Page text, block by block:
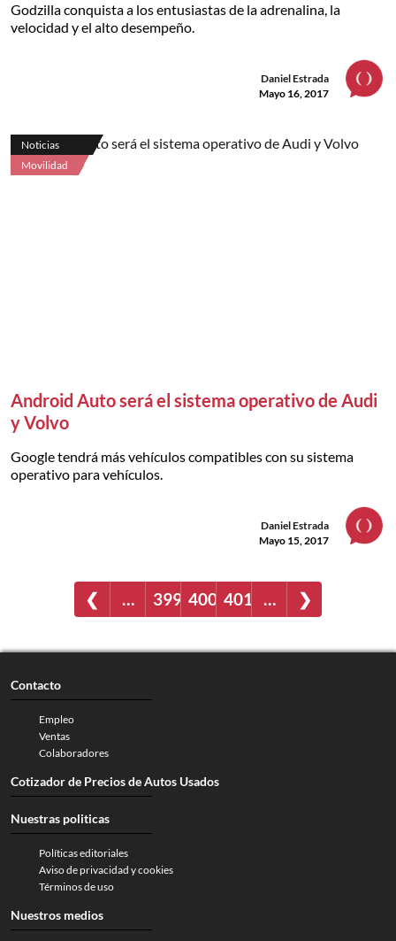
Godzilla conquista a los entusiastas de la adrenalina, la
velocidad y el alto desempeño.
Daniel Estrada
Mayo 16, 2017
Noticias
Movilidad
Android Auto será el sistema operativo de Audi
y Volvo
Google tendrá más vehículos compatibles con su sistema
operativo para vehículos.
Daniel Estrada
Mayo 15, 2017
❮ … 399 400 401 … ❯
Contacto
Empleo
Ventas
Colaboradores
Cotizador de Precios de Autos Usados
Nuestras politicas
Políticas editoriales
Aviso de privacidad y cookies
Términos de uso
Nuestros medios